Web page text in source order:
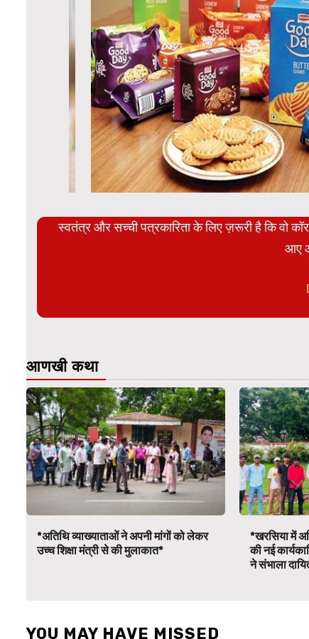
स्वतंत्र और सच्ची पत्रकारिता के लिए ज़रूरी है कि वो
आए
आणखी कथा
*अतिथि व्याख्याताओं ने अपनी मांगों को लेकर
उच्च शिक्षा मंत्री से की मुलाकात*
*खरसिया में
की नई
ने संभाला
YOU MAY HAVE MISSED